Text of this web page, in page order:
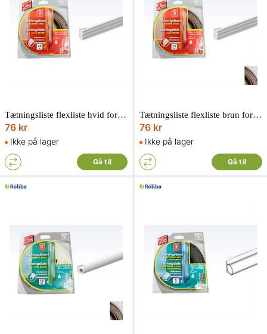
Tætningsliste flexliste hvid form K selvklæbendedækker 2-3 mm. 7,5 meter lang
76 kr
Ikke på lager
Gå til
Tætningsliste flexliste brun form K selvklæbendedækker 2-3 mm. 7,5 meter lang
76 kr
Ikke på lager
Gå til